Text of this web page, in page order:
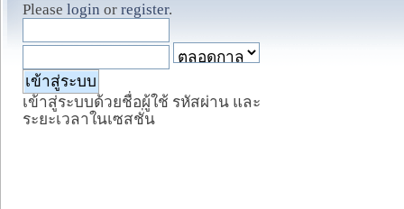
Please login or register.
เข้าสู่ระบบด้วยชื่อผู้ใช้ รหัสผ่าน และ
ระยะเวลาในเซสชั่น